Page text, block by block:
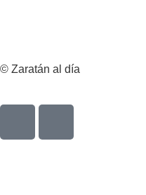
© Zaratán al día